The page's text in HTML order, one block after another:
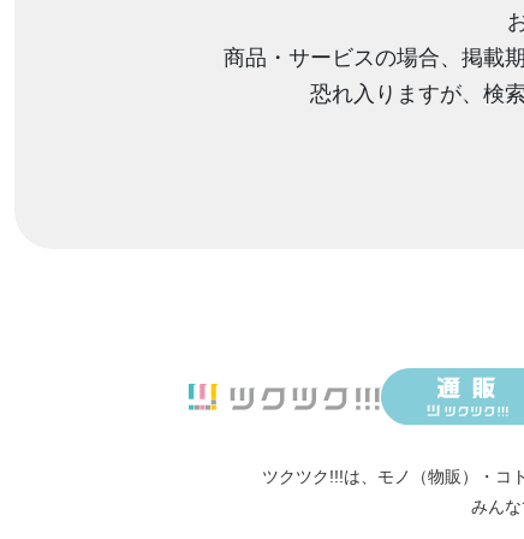
商品・サービスの場合、掲載
恐れ入りますが、検
ツクツク!!!は、 モノ（物販） ・ コ
みん